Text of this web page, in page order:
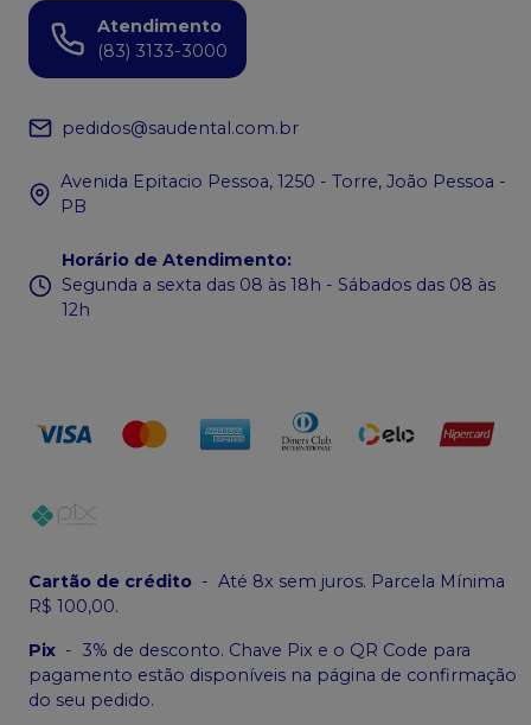
Atendimento
(83) 3133-3000
pedidos@saudental.com.br
Avenida Epitacio Pessoa, 1250 - Torre, João Pessoa -
PB
Horário de Atendimento:
Segunda a sexta das 08 às 18h - Sábados das 08 às
12h
Cartão de crédito - Até 8x sem juros. Parcela Mínima
R$ 100,00.
Pix - 3% de desconto. Chave Pix e o QR Code para
pagamento estão disponíveis na página de confirmação
do seu pedido.